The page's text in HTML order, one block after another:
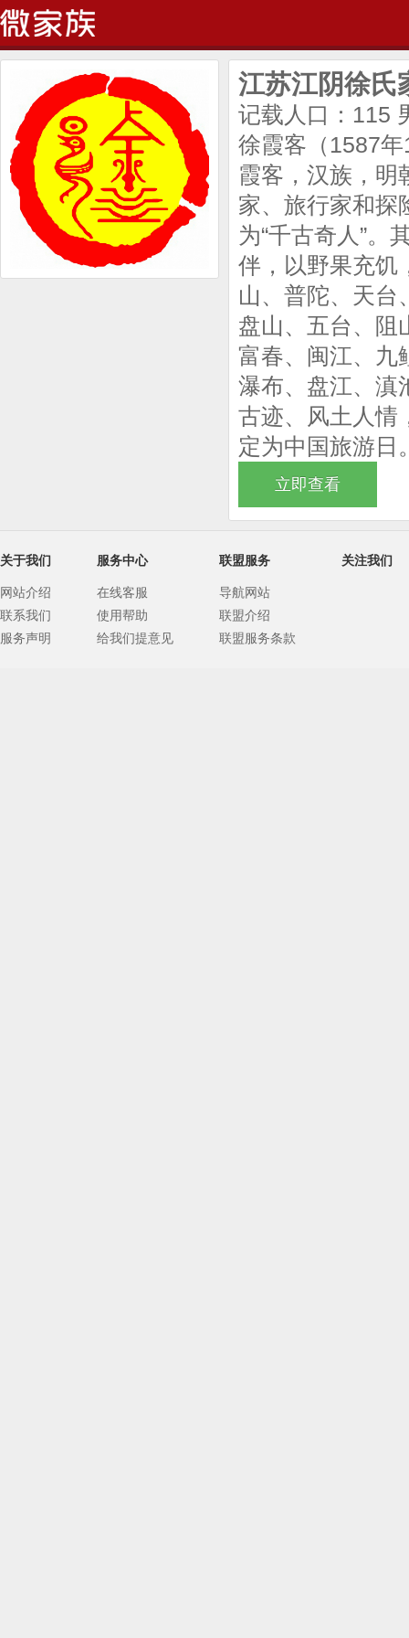
江苏江阴徐氏
记载人口：115
徐霞客（1587
霞客，汉族，明
家、旅行家和探
为“千古奇人”。
伴，以野果充饥
山、普陀、天台
盘山、五台、阻
富春、闽江、九
瀑布、盘江、滇
古迹、风土人情
定为中国旅游日
立即查看
关于我们
网站介绍
联系我们
服务声明
服务中心
在线客服
使用帮助
给我们提意见
联盟服务
导航网站
联盟介绍
联盟服务条款
关注我们